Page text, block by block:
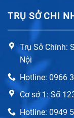
TRỤ SỞ CHI
Trụ Sở Chính:
Nội
Hotline: 0966
Cơ sở 1: Số
Hotline: 0949